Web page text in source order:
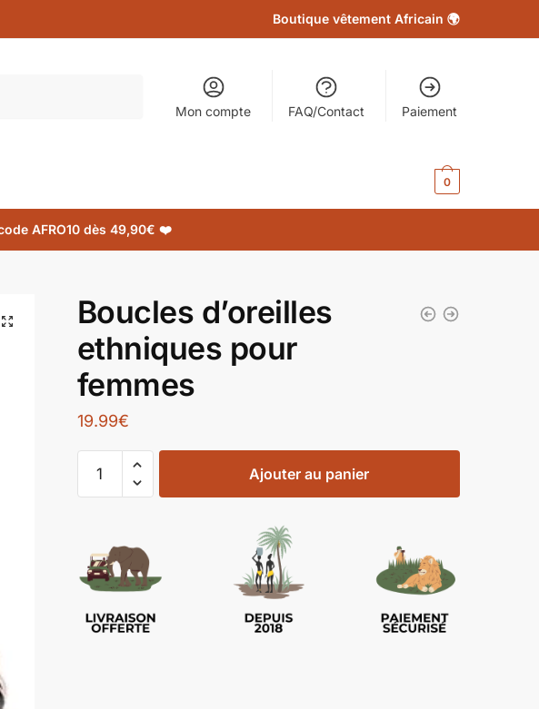
Boutique vêtement Africain 🌍
Mon compte FAQ/Contact Paiement
0
AFRO10 dès 49,90€ ❤️
🔍
Boucles d’oreilles
ethniques pour
femmes
19.99€
Ajouter au panier